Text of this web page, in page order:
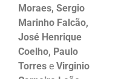
Moraes, Sergio
Marinho Falcão,
José Henrique
Coelho, Paulo
Torres e Virginio